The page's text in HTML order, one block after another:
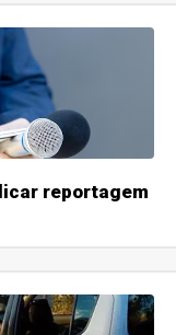
reportagem